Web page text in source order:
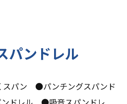
パンドレル
スパン ●パンチングスパンド